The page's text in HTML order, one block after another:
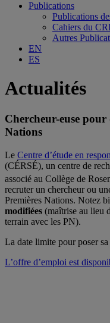
Publications
Publications
Cahiers du
Autres
EN
ES
Actualités
Chercheur-euse pour
Nations
Le Centre d’étude en
(CÉRSÉ), un centre de
associé au Collège de
recruter un chercheur ou
Premières Nations. Notez
modifiées (maîtrise au lieu
terrain avec les PN).
La date limite pour poser
L’offre d’emploi est